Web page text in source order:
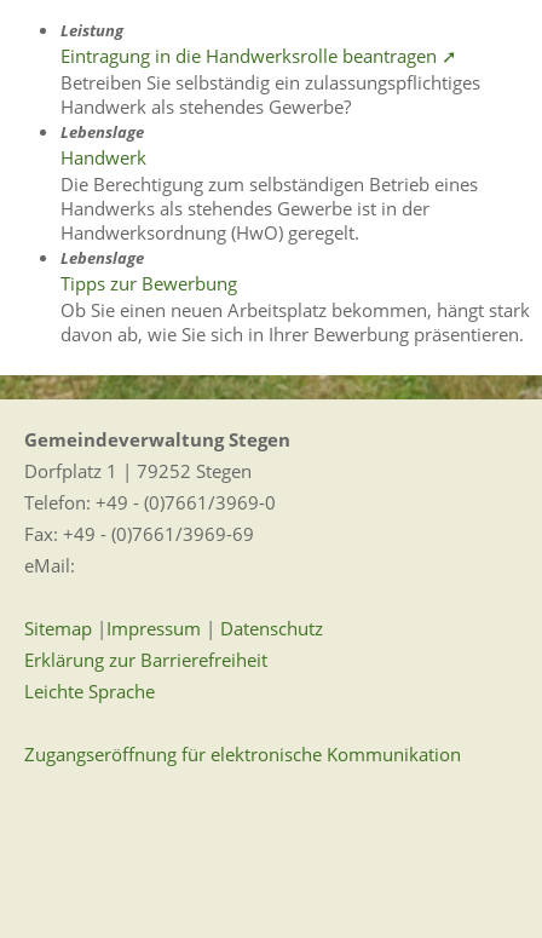
Leistung
Eintragung in die Handwerksrolle beantragen ➚
Betreiben Sie selbständig ein zulassungspflichtiges
Handwerk als stehendes Gewerbe?
Lebenslage
Handwerk
Die Berechtigung zum selbständigen Betrieb eines
Handwerks als stehendes Gewerbe ist in der
Handwerksordnung (HwO) geregelt.
Lebenslage
Tipps zur Bewerbung
Ob Sie einen neuen Arbeitsplatz bekommen, hängt stark
davon ab, wie Sie sich in Ihrer Bewerbung präsentieren.
Gemeindeverwaltung Stegen
Dorfplatz 1 | 79252 Stegen
Telefon: +49 - (0)7661/3969-0
Fax: +49 - (0)7661/3969-69
eMail:
Sitemap | Impressum | Datenschutz
Erklärung zur Barrierefreiheit
Leichte Sprache
Zugangseröffnung für elektronische Kommunikation